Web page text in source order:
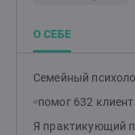
О СЕБЕ
Семейный
помог 632
Я практикующий